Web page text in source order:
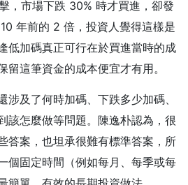
，市場下跌 30% 時才買進，卻發
年前的 2 倍，投資人覺得這樣是
低加碼真正可行在於買進當時的成
留這筆資金的成本便宜才有用。
涉及了何時加碼、下跌多少加碼、
該怎麼做等問題。陳逸朴認為，很
答案，也坦承很難有標準答案，所
個固定時間（例如每月、每季或每